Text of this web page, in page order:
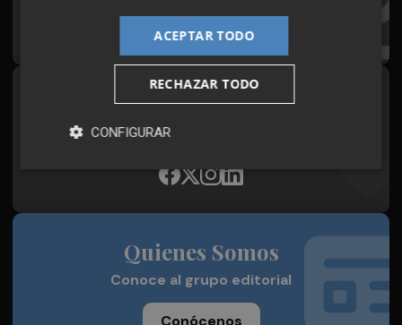
Síguenos en redes
Plaza Podcast, desde cualquier medio
Quienes Somos
Conoce al grupo editorial
Conócenos
ACEPTAR TODO
RECHAZAR TODO
CONFIGURAR